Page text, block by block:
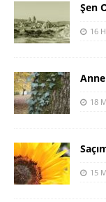
Şen
16
18
15